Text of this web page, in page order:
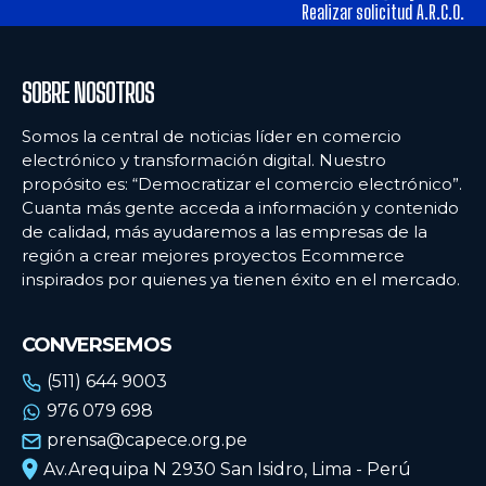
Ecommercenews
PERÚ
ARGENTINA
BOLIVIA
CHILE
ECUADOR
MÉXICO
URUGUAY
VENEZUELA
Ecommercenews
PERÚ
ARGENTINA
BOLIVIA
CHILE
ECUADOR
MÉXICO
URUGUAY
VENEZUELA
Realizar solicitud A.R.C.O.
SOBRE NOSOTROS
Somos la central de noticias líder en comercio
electrónico y transformación digital. Nuestro
propósito es: “Democratizar el comercio electrónico”.
Cuanta más gente acceda a información y contenido
de calidad, más ayudaremos a las empresas de la
región a crear mejores proyectos Ecommerce
inspirados por quienes ya tienen éxito en el mercado.
CONVERSEMOS
(511) 644 9003
976 079 698
prensa@capece.org.pe
Av.Arequipa N 2930 San Isidro, Lima - Perú